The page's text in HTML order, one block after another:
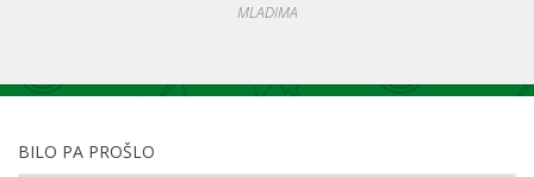
MLADIMA
BILO PA PROŠLO